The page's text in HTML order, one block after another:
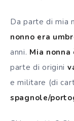
Da parte di mia
nonno era
anni. Mia nonna
parte di origini
e militare (di
spagnole/